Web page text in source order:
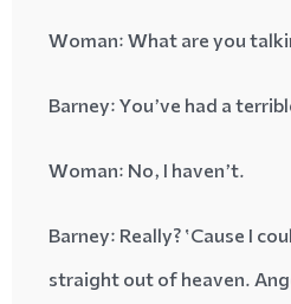
: What are you
: You’ve had a
.Woman
: No, I haven’t
Barney: Really? ‘Cause I
straight out of heaven.